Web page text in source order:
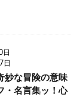
日
日
妙な冒険の意味
・名言集ッ！心